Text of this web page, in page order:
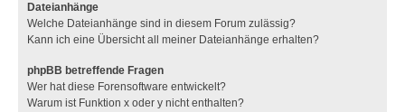
Dateianhänge
Welche Dateianhänge sind in diesem Forum zulässig?
Kann ich eine Übersicht all meiner Dateianhänge erhalten?
phpBB betreffende Fragen
Wer hat diese Forensoftware entwickelt?
Warum ist Funktion x oder y nicht enthalten?